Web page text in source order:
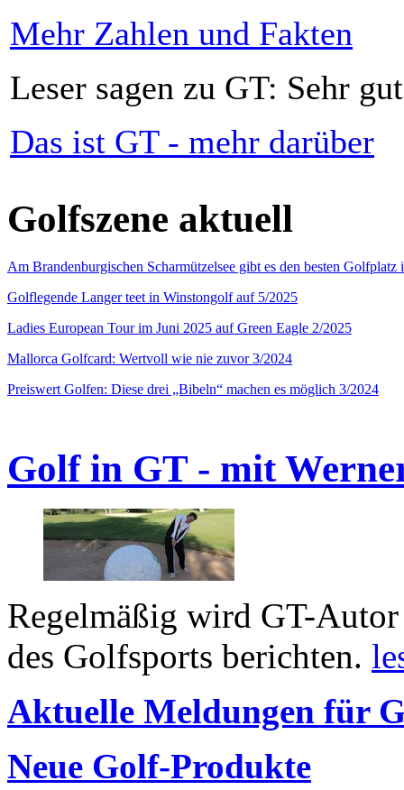
Mehr Zahlen und Fakten
Leser sagen zu GT: Sehr
Das ist GT - mehr darüber
Golfszene aktuell
Am Brandenburgischen Scharmützelsee gibt es den besten
Golflegende Langer teet in Winstongolf auf 5/2025
Ladies European Tour im Juni 2025 auf Green Eagle 2/2025
Mallorca Golfcard: Wertvoll wie nie zuvor 3/2024
Preiswert Golfen: Diese drei „Bibeln“ machen es möglich 3/2024
Golf in GT - mit
Regelmäßig wird GT-
des Golfsports berichten.
Aktuelle Meldungen für
Neue Golf-Produkte